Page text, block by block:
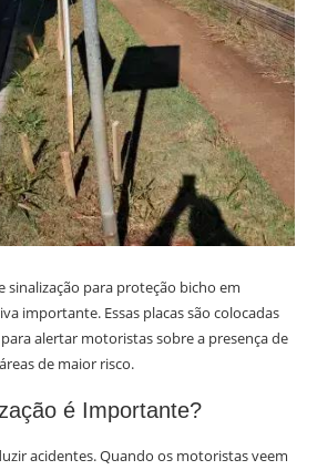
sinalização para proteção bicho em
importante. Essas placas são colocadas
alertar motoristas sobre a presença de
de maior risco.
é Importante?
acidentes. Quando os motoristas veem